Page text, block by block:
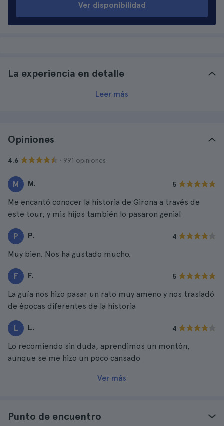
Ver disponibilidad
La experiencia en detalle
Leer más
Opiniones
4.6 · 991 opiniones
M M. 5
Me encantó conocer la historia de Girona a través de
este tour, y mis hijos también lo pasaron genial
P P. 4
Muy bien. Nos ha gustado mucho.
F F. 5
La guía nos hizo pasar un rato muy ameno y nos trasladó
de épocas diferentes de la historia
L L. 4
Lo recomiendo sin duda, aprendimos un montón,
aunque se me hizo un poco cansado
Ver más
Punto de encuentro